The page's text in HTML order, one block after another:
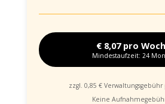
€ 8,07 pro
Mindestaufzeit: 24
zzgl. 0,85 €
Keine